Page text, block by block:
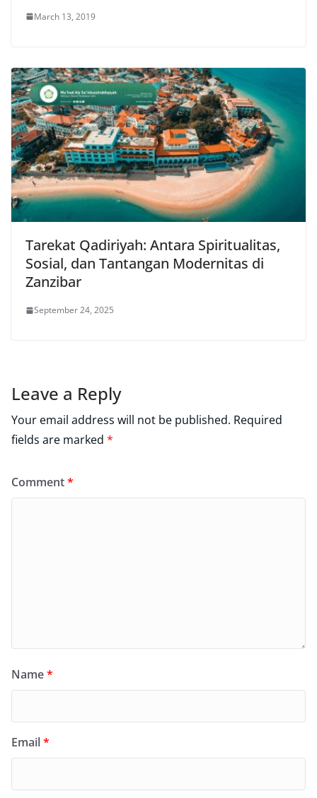
March 13, 2019
Tarekat Qadiriyah: Antara Spiritualitas,
Sosial, dan Tantangan Modernitas di
Zanzibar
September 24, 2025
Leave a Reply
Your email address will not be published. Required
fields are marked *
Comment*
Name*
Email*